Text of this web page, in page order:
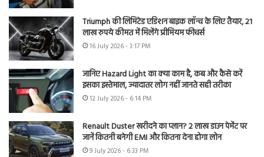
Triumph की लिमिटेड एडिशन बाइक लॉन्च के लिए तैयार, 21
लाख रुपये कीमत में मिलेंगे प्रीमियम फीचर्स
16 July 2026 - 3:17 PM
जानिए Hazard Light का क्या काम है, कब और कैसे करें
इसका इस्तेमाल, ज्यादातर लोग नहीं जानते सही तरीका
12 July 2026 - 6:14 PM
Renault Duster खरीदने का प्लान? 2 लाख डाउन पेमेंट पर
जानें कितनी बनेगी EMI और कितना देना होगा लोन
9 July 2026 - 6:33 PM